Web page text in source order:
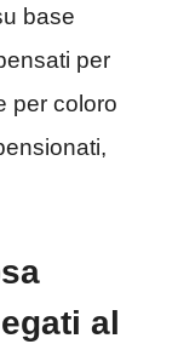
base
per
per coloro
al